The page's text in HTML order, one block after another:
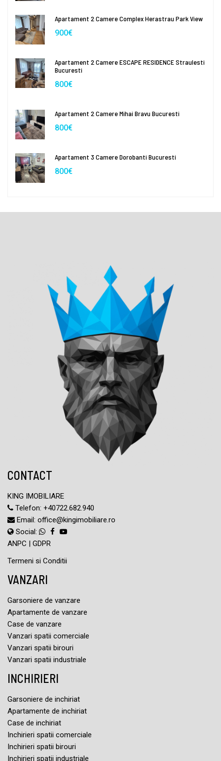
Apartament 2 Camere Complex Herastrau Park View
900€
Apartament 2 Camere ESCAPE RESIDENCE Straulesti
Bucuresti
800€
Apartament 2 Camere Mihai Bravu Bucuresti
800€
Apartament 3 Camere Dorobanti Bucuresti
800€
CONTACT
KING IMOBILIARE
Telefon: +40722.682.940
Email: office@kingimobiliare.ro
Social:
ANPC | GDPR
Termeni si Conditii
VANZARI
Garsoniere de vanzare
Apartamente de vanzare
Case de vanzare
Vanzari spatii comerciale
Vanzari spatii birouri
Vanzari spatii industriale
INCHIRIERI
Garsoniere de inchiriat
Apartamente de inchiriat
Case de inchiriat
Inchirieri spatii comerciale
Inchirieri spatii birouri
Inchirieri spatii industriale